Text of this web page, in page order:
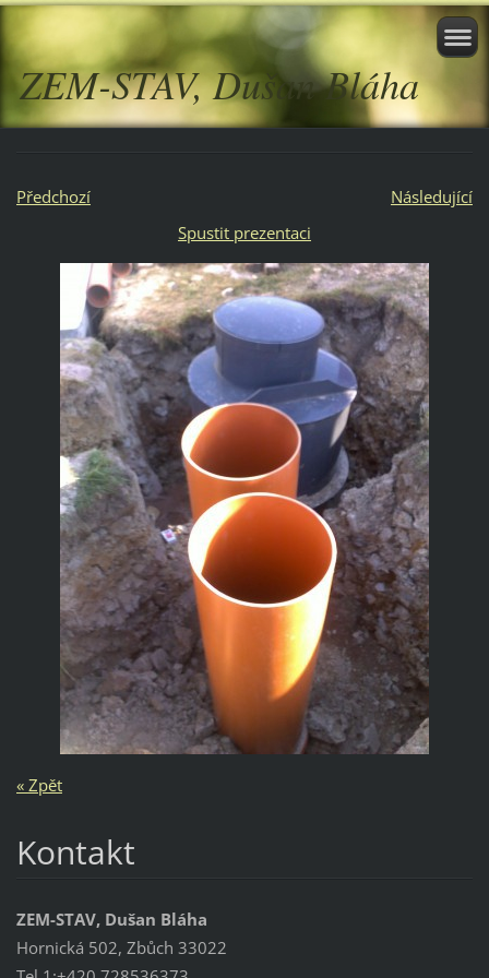
ZEM-STAV, Dušan Bláha
Předchozí
Následující
Spustit prezentaci
« Zpět
Kontakt
ZEM-STAV, Dušan Bláha
Hornická 502, Zbůch 33022